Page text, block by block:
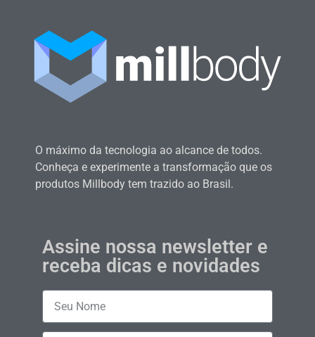
O máximo da tecnologia ao alcance de todos.
Conheça e experimente a transformação que os
produtos Millbody tem trazido ao Brasil.
Assine nossa newsletter e
receba dicas e novidades